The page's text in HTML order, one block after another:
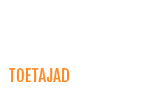
TOETAJAD